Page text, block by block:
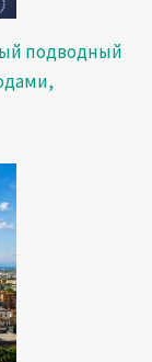
подводный